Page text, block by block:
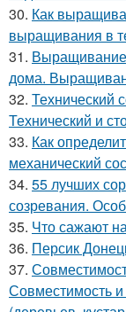
30. Как
выращивания в
31.
дома.
32. Технический
Технический и
33. Как
механический
34. 55 лучших
созревания.
35. Что сажают
36. Персик
37.
Совместимость